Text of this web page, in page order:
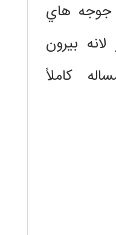
جوجه هاي
لانه بيرون
كاملاً